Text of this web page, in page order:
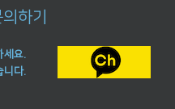
하기
세요.
니다.